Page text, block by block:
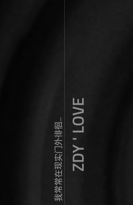
我常常在现实门外徘徊...ZDY ' LOVE